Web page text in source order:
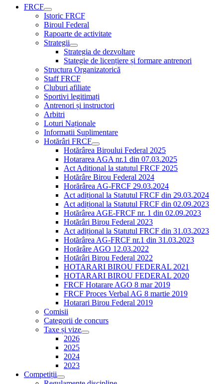
FRCF
Istoric FRCF
Biroul Federal
Rapoarte de activitate
Strategii
Strategia de dezvoltare
Stategie de licențiere și formare antrenori
Structura Organizatorică
Staff FRCF
Cluburi afiliate
Sportivi legitimați
Antrenori și instructori
Arbitri
Loturi Naționale
Informatii Suplimentare
Hotărâri FRCF
Hotărârea Biroului Federal 2025
Hotararea AGA nr.1 din 07.03.2025
Act Aditional la statutul FRCF 2025
Hotărâre Birou Federal 2024
Horărârea AG-FRCF 29.03.2024
Act adițional la Statutul FRCF din 29.03.2024
Act adițional la Statutul FRCF din 02.09.2023
Hotărârea AGE-FRCF nr. 1 din 02.09.2023
Hotărâri Birou Federal 2023
Act adițional la Statutul FRCF din 31.03.2023
Hotărârea AG-FRCF nr.1 din 31.03.2023
Horărâre AGO 12.03.2022
Hotărâri Birou Federal 2022
HOTARARI BIROU FEDERAL 2021
HOTARARI BIROU FEDERAL 2020
FRCF Hotarare AGO 8 mar 2019
FRCF Proces Verbal AG 8 martie 2019
Hotarari Birou Federal 2019
Comisii
Categorii de concurs
Taxe și vize
2026
2025
2024
2023
Competiții